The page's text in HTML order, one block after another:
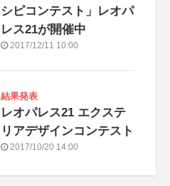
シピコンテスト」レオパ
レス21が開催中
2017/12/11 10:00
結果発表
レオパレス21 エクステ
リアデザインコンテスト
2017/10/20 14:00